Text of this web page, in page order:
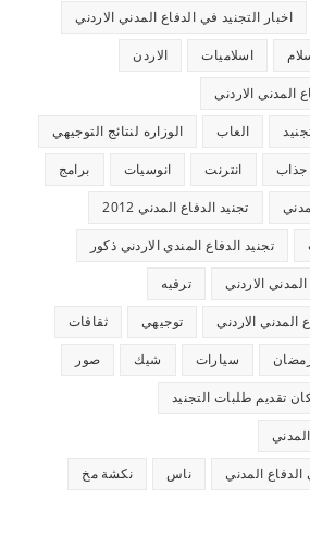
اخبار التجنيد في الدفاع المدني الاردني
اسلاميات الاردن
المدني الاردني
العاب الوزاره لنتائج التوجيهي
جذاب انترنت انوسيات برامج
تجنيد الدفاع المدني 2012
تجنيد الدفاع المندي الاردني ذكور
الاردني ترفيه
المدني الاردني توجيهي ثقافات
سيارات شيك صور
تقديم طلبات التجنيد
الدفاع المدني ناس نكشة مخ